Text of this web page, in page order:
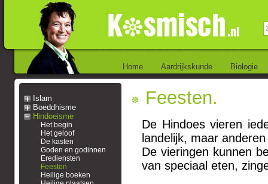
Home Aardrijkskunde Biologie
Islam
Boeddhisme
Hindoeisme
Het begin
Het geloof
De kasten
Goden en godinnen
Erediensten
Feesten
Heilige boeken
Feesten.
De Hindoes vieren
landelijk, maar
De vieringen kunnen
van speciaal eten,